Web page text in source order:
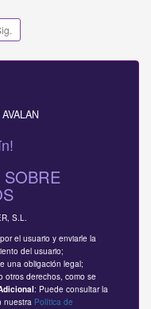
S.L.
el usuario y enviarle la
del usuario;
una obligación legal;
otros derechos, como se
: Puede consultar la
nuestra Política de